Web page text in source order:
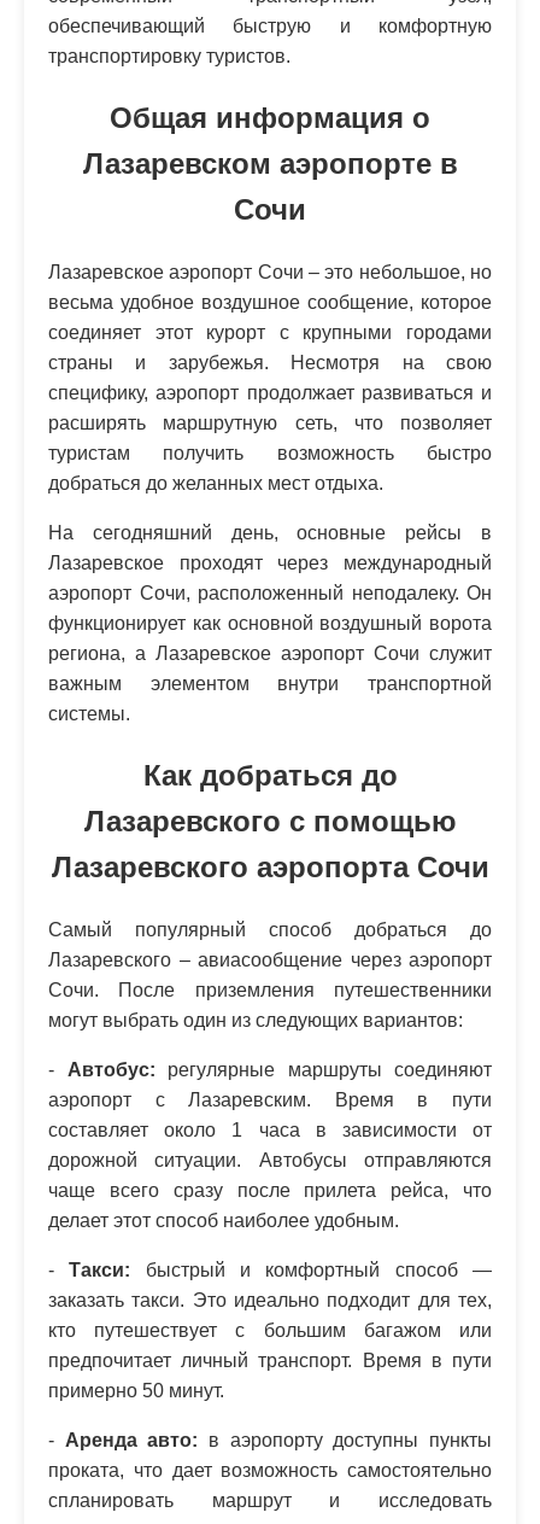
обеспечивающий быструю и комфортную
транспортировку туристов.
Общая информация о
Лазаревском аэропорте в
Сочи
Лазаревское аэропорт Сочи – это небольшое, но
весьма удобное воздушное сообщение, которое
соединяет этот курорт с крупными городами
страны и зарубежья. Несмотря на свою
специфику, аэропорт продолжает развиваться и
расширять маршрутную сеть, что позволяет
туристам получить возможность быстро
добраться до желанных мест отдыха.
На сегодняшний день, основные рейсы в
Лазаревское проходят через международный
аэропорт Сочи, расположенный неподалеку. Он
функционирует как основной воздушный ворота
региона, а Лазаревское аэропорт Сочи служит
важным элементом внутри транспортной
системы.
Как добраться до
Лазаревского с помощью
Лазаревского аэропорта Сочи
Самый популярный способ добраться до
Лазаревского – авиасообщение через аэропорт
Сочи. После приземления путешественники
могут выбрать один из следующих вариантов:
- Автобус: регулярные маршруты соединяют
аэропорт с Лазаревским. Время в пути
составляет около 1 часа в зависимости от
дорожной ситуации. Автобусы отправляются
чаще всего сразу после прилета рейса, что
делает этот способ наиболее удобным.
-Такси: быстрый и комфортный способ —
заказать такси. Это идеально подходит для тех,
кто путешествует с большим багажом или
предпочитает личный транспорт. Время в пути
примерно 50 минут.
- Аренда авто: в аэропорту доступны пункты
проката, что дает возможность самостоятельно
спланировать маршрут и исследовать